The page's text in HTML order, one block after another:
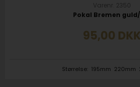
Varenr. 2350
Pokal Bremen
95,00 DKK
Størrelse: 195mm 220mm